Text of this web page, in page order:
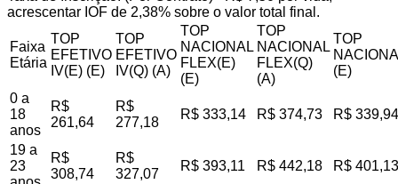
acrescentar IOF de 2,38% sobre o valor total final.
Faixa
Etária
TOP
EFETIVO
IV(E) (E)
TOP
EFETIVO
IV(Q) (A)
TOP
NACIONAL
FLEX(E)
(E)
TOP
NACIONAL
FLEX(Q)
(A)
TOP
(E)
0 a
18
anos
R$
261,64
R$
277,18
R$ 333,14 R$ 374,73 R$ 339,94
19 a
23
R$
308,74
R$
327,07
R$ 393,11 R$ 442,18 R$ 401,13